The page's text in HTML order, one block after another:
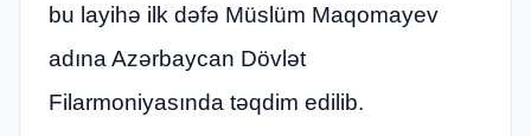
bu layihə ilk dəfə Müslüm Maqomayev
adına Azərbaycan Dövlət
Filarmoniyasında təqdim edilib.